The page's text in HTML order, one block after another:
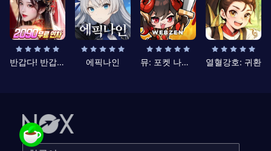
반갑다! 반갑삼국지 에픽나인 뮤: 포켓 나이츠 열혈강호: 귀환